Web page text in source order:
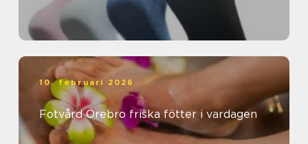
10. februari 2026
Fotvård Örebro friska fötter i vardagen